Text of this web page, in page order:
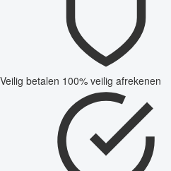
Veilig betalen 100% veilig afrekenen